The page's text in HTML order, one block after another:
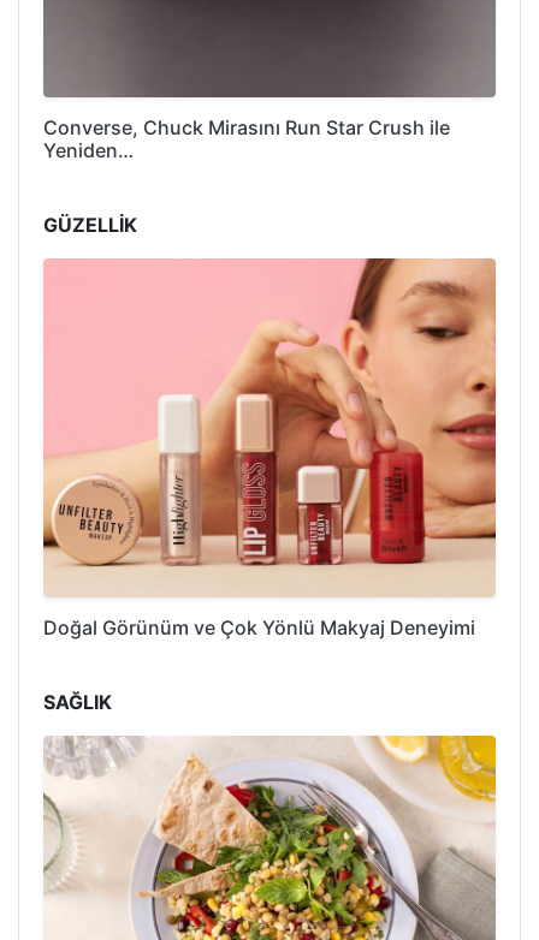
Converse, Chuck Mirasını Run Star Crush ile
Yeniden…
GÜZELLİK
Doğal Görünüm ve Çok Yönlü Makyaj Deneyimi
SAĞLIK